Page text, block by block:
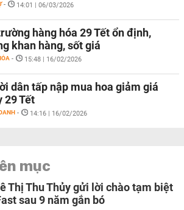
- 14:01 | 06/03/2026
hàng hóa 29 Tết ổn định,
khan hàng, sốt giá
- 15:48 | 16/02/2026
dân tấp nập mua hoa giảm giá
29 Tết
- 14:16 | 16/02/2026
mục
Thị Thu Thủy gửi lời chào tạm biệt
sau 9 năm gắn bó